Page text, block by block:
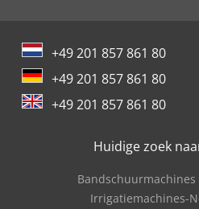
+49 201 857 861 80
+49 201 857 861 80
+49 201 857 861 80
Huidige zoek
Bandschuurmachines
Irrigatiemachines-